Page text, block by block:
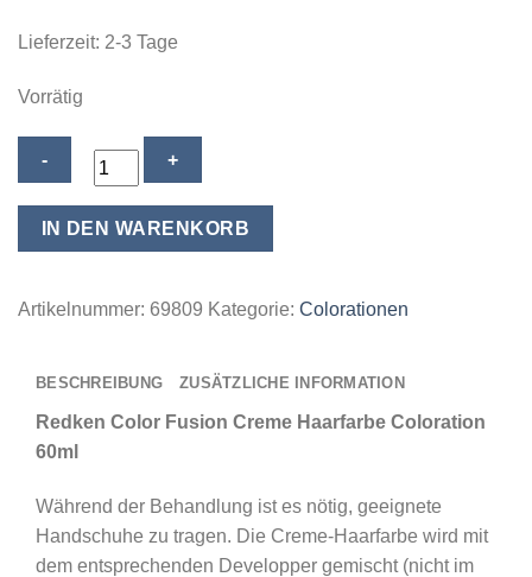
Lieferzeit: 2-3 Tage
Vorrätig
Redken
Color
Fusion
Creme
Coloration
#G
green
IN DEN WARENKORB
Artikelnummer: 69809 Kategorie: Colorationen
BESCHREIBUNG ZUSÄTZLICHE INFORMATION
Redken Color Fusion Creme Haarfarbe Coloration
60ml
Während der Behandlung ist es nötig, geeignete
Handschuhe zu tragen. Die Creme-Haarfarbe wird mit
dem entsprechenden Developper gemischt (nicht im